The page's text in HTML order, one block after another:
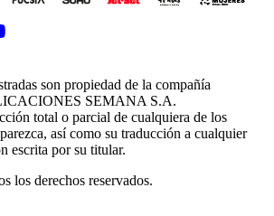
window
son propiedad de la compañía
SEMANA S.A.
total o parcial de cualquiera de los
así como su traducción a cualquier
escrita por su titular.
los derechos reservados.